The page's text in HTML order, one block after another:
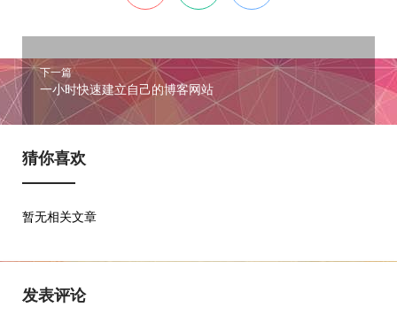
下一篇
一小时快速建立自己的博客网站
猜你喜欢
暂无相关文章
发表评论